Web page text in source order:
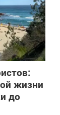
жизни
до